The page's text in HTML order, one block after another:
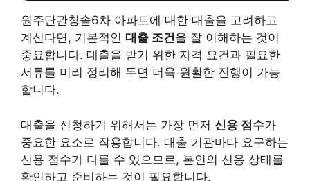
원주단관청솔6차 아파트에 대한 대출을 고려하고
계신다면, 기본적인 대출 조건을 잘 이해하는 것이
중요합니다. 대출을 받기 위한 자격 요건과 필요한
서류를 미리 정리해 두면 더욱 원활한 진행이 가능
합니다.
대출을 신청하기 위해서는 가장 먼저 신용 점수가
중요한 요소로 작용합니다. 대출 기관마다 요구하는
신용 점수가 다를 수 있으므로, 본인의 신용 상태를
확인하고 준비하는 것이 필요합니다.